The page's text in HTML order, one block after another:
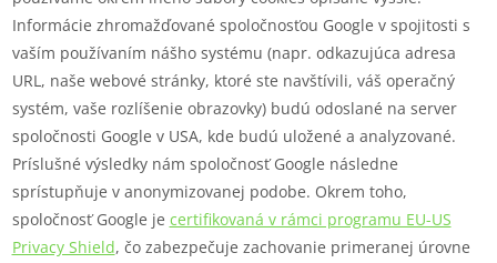
Informácie zhromažďované spoločnosťou Google v spojitosti s
vaším používaním nášho systému (napr. odkazujúca adresa
URL, naše webové stránky, ktoré ste navštívili, váš operačný
systém, vaše rozlíšenie obrazovky) budú odoslané na server
spoločnosti Google v USA, kde budú uložené a analyzované.
Príslušné výsledky nám spoločnosť Google následne
sprístupňuje v anonymizovanej podobe. Okrem toho,
spoločnosť Google je certifikovaná v rámci programu EU-US
Privacy Shield, čo zabezpečuje zachovanie primeranej úrovne